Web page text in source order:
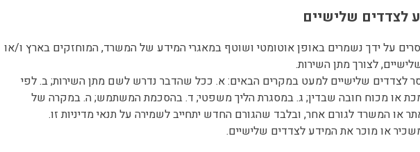
על ידך נשמרים באופן אוטומטי ושוטף במאגרי המידע של המשרד, המוחזקים בארץ ו/או
לצורך מתן השירות.
לצדדים שלישיים למעט במקרים הבאים: א. ככל שהדבר נדרש לשם מתן השירות; ב. לפי
או מכוח חובה שבדין; ג. במסגרת הליך משפטי; ד. בהסכמת המשתמש; ה. במקרה של
או המשרד לגורם אחר, ובלבד שהגורם החדש יתחייב לשמירה על תנאי מדיניות זו.